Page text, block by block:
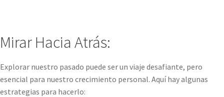
Mirar Hacia Atrás:
Explorar nuestro pasado puede ser un viaje desafiante, pero
esencial para nuestro crecimiento personal. Aquí hay algunas
estrategias para hacerlo: